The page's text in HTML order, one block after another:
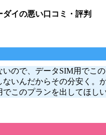
ダイの悪い口コミ・評判
いので、データSIM用でこ
ないんだからその分安く。
このプランを出してほしい